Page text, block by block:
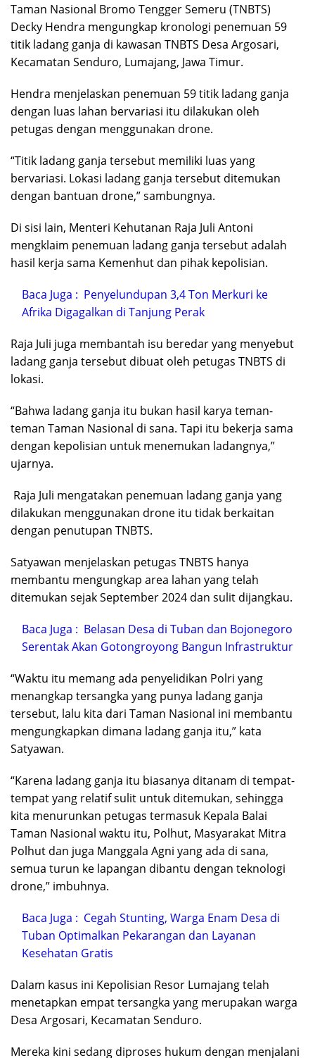
Taman Nasional Bromo Tengger Semeru (TNBTS)
Decky Hendra mengungkap kronologi penemuan 59
titik ladang ganja di kawasan TNBTS Desa Argosari,
Kecamatan Senduro, Lumajang, Jawa Timur.
Hendra menjelaskan penemuan 59 titik ladang ganja
dengan luas lahan bervariasi itu dilakukan oleh
petugas dengan menggunakan drone.
“Titik ladang ganja tersebut memiliki luas yang
bervariasi. Lokasi ladang ganja tersebut ditemukan
dengan bantuan drone,” sambungnya.
Di sisi lain, Menteri Kehutanan Raja Juli Antoni
mengklaim penemuan ladang ganja tersebut adalah
hasil kerja sama Kemenhut dan pihak kepolisian.
Baca Juga : Penyelundupan 3,4 Ton Merkuri ke
Afrika Digagalkan di Tanjung Perak
Raja Juli juga membantah isu beredar yang menyebut
ladang ganja tersebut dibuat oleh petugas TNBTS di
lokasi.
“Bahwa ladang ganja itu bukan hasil karya teman-
teman Taman Nasional di sana. Tapi itu bekerja sama
dengan kepolisian untuk menemukan ladangnya,”
ujarnya.
Raja Juli mengatakan penemuan ladang ganja yang
dilakukan menggunakan drone itu tidak berkaitan
dengan penutupan TNBTS.
Satyawan menjelaskan petugas TNBTS hanya
membantu mengungkap area lahan yang telah
ditemukan sejak September 2024 dan sulit dijangkau.
Baca Juga : Belasan Desa di Tuban dan Bojonegoro
Serentak Akan Gotongroyong Bangun Infrastruktur
“Waktu itu memang ada penyelidikan Polri yang
menangkap tersangka yang punya ladang ganja
tersebut, lalu kita dari Taman Nasional ini membantu
mengungkapkan dimana ladang ganja itu,” kata
Satyawan.
“Karena ladang ganja itu biasanya ditanam di tempat-
tempat yang relatif sulit untuk ditemukan, sehingga
kita menurunkan petugas termasuk Kepala Balai
Taman Nasional waktu itu, Polhut, Masyarakat Mitra
Polhut dan juga Manggala Agni yang ada di sana,
semua turun ke lapangan dibantu dengan teknologi
drone,” imbuhnya.
Baca Juga : Cegah Stunting, Warga Enam Desa di
Tuban Optimalkan Pekarangan dan Layanan
Kesehatan Gratis
Dalam kasus ini Kepolisian Resor Lumajang telah
menetapkan empat tersangka yang merupakan warga
Desa Argosari, Kecamatan Senduro.
Mereka kini sedang diproses hukum dengan menjalani